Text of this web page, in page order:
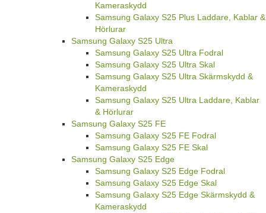
Kameraskydd
Samsung Galaxy S25 Plus Laddare, Kablar &
Hörlurar
Samsung Galaxy S25 Ultra
Samsung Galaxy S25 Ultra Fodral
Samsung Galaxy S25 Ultra Skal
Samsung Galaxy S25 Ultra Skärmskydd &
Kameraskydd
Samsung Galaxy S25 Ultra Laddare, Kablar
& Hörlurar
Samsung Galaxy S25 FE
Samsung Galaxy S25 FE Fodral
Samsung Galaxy S25 FE Skal
Samsung Galaxy S25 Edge
Samsung Galaxy S25 Edge Fodral
Samsung Galaxy S25 Edge Skal
Samsung Galaxy S25 Edge Skärmskydd &
Kameraskydd